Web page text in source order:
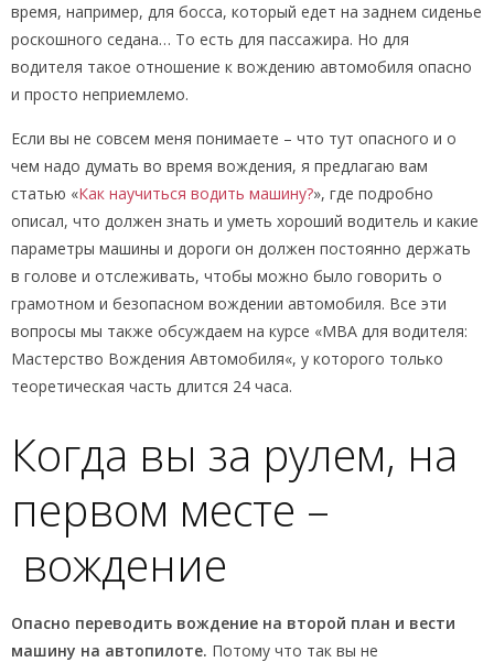
время, например, для босса, который едет на заднем сиденье
роскошного седана… То есть для пассажира. Но для
водителя такое отношение к вождению автомобиля опасно
и просто неприемлемо.
Если вы не совсем меня понимаете – что тут опасного и о
чем надо думать во время вождения, я предлагаю вам
статью «Как научиться водить машину?», где подробно
описал, что должен знать и уметь хороший водитель и какие
параметры машины и дороги он должен постоянно держать
в голове и отслеживать, чтобы можно было говорить о
грамотном и безопасном вождении автомобиля. Все эти
вопросы мы также обсуждаем на курсе «МВА для водителя:
Мастерство Вождения Автомобиля«, у которого только
теоретическая часть длится 24 часа.
Когда вы за рулем, на
первом месте –
вождение
Опасно переводить вождение на второй план и вести
машину на автопилоте. Потому что так вы не